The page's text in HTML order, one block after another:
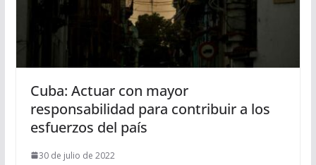
Cuba: Actuar con mayor
responsabilidad para contribuir a los
esfuerzos del país
30 de julio de 2022